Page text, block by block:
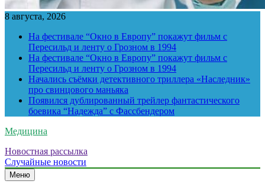
8 августа, 2026
На фестивале “Окно в Европу” покажут фильм с
Пересильд и ленту о Грозном в 1994
На фестивале “Окно в Европу” покажут фильм с
Пересильд и ленту о Грозном в 1994
Начались съёмки детективного триллера «Наследник»
про свинцового маньяка
Появился дублированный трейлер фантастического
боевика “Надежда” с Фассбендером
Медицина
Новостная рассылка
Случайные новости
Меню